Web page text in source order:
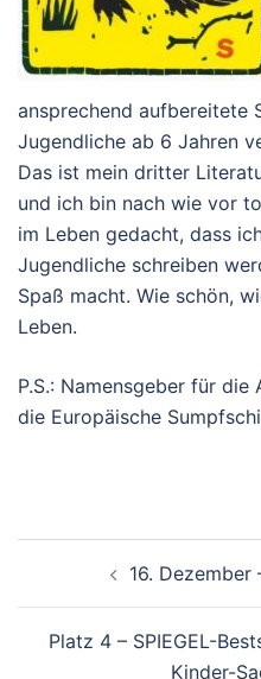
ansprechend aufbereitete
Jugendliche ab 6 Jahren
Das ist mein dritter
und ich bin nach wie vor
im Leben gedacht, dass
Jugendliche schreiben
Spaß macht. Wie schön,
Leben.
P.S.: Namensgeber für
die Europäische
16.
Platz 4 – SPIEGEL-
Kinder-